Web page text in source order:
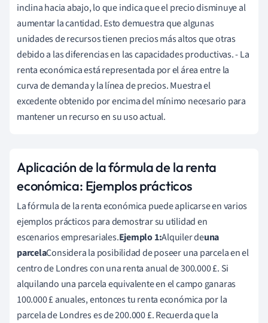
inclina hacia abajo, lo que indica que el precio disminuye al
aumentar la cantidad. Esto demuestra que algunas
unidades de recursos tienen precios más altos que otras
debido a las diferencias en las capacidades productivas. - La
renta económica está representada por el área entre la
curva de demanda y la línea de precios. Muestra el
excedente obtenido por encima del mínimo necesario para
mantener un recurso en su uso actual.
Aplicación de la fórmula de la renta
económica: Ejemplos prácticos
La fórmula de la renta económica puede aplicarse en varios
ejemplos prácticos para demostrar su utilidad en
escenarios empresariales.Ejemplo 1:Alquiler deuna
parcelaConsidera la posibilidad de poseer una parcela en el
centro de Londres con una renta anual de 300.000 £. Si
alquilando una parcela equivalente en el campo ganaras
100.000 £ anuales, entonces tu renta económica por la
parcela de Londres es de 200.000 £. Recuerda que la